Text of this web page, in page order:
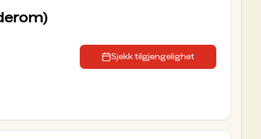
Sjekk tilgjengelighet